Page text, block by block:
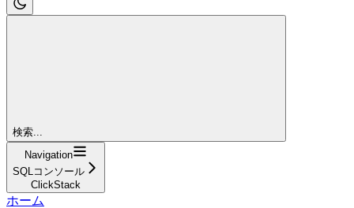
検索...
Navigation
SQLコンソール
ClickStack
ホーム